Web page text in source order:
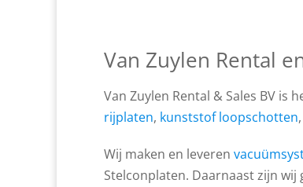
Van Zuylen Rental
Van Zuylen Rental & Sales BV is
rijplaten, kunststof loopschotten
Wij maken en leveren
Stelconplaten. Daarnaast zijn